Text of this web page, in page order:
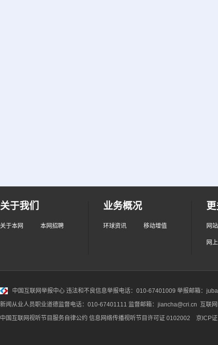
关于我们
关于本网 本网招聘
业务概况
环球资讯 移动增值 网
网
中国互联网举报中心 违法和不良信息举报电话：010-67401009 举报邮箱：
新闻从业人员职业道德监督电话：010-67401111 监督邮箱：jiancha@cri.cn 互联
中国互联网视听节目服务自律公约 信息网络传播视听节目许可证 0102002 京ICP